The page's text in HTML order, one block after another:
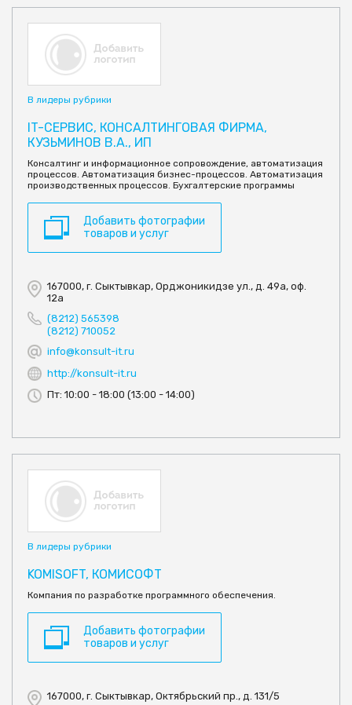
В лидеры рубрики
IT-СЕРВИС, КОНСАЛТИНГОВАЯ ФИРМА,
КУЗЬМИНОВ В.А., ИП
Консалтинг и информационное сопровождение, автоматизация
процессов. Автоматизация бизнес-процессов. Автоматизация
производственных процессов. Бухгалтерские программы
Добавить фотографии
товаров и услуг
167000, г. Сыктывкар, Орджоникидзе ул., д. 49а, оф.
12а
(8212) 565398
(8212) 710052
info@konsult-it.ru
http://konsult-it.ru
Пт: 10:00 - 18:00 (13:00 - 14:00)
В лидеры рубрики
KOMISOFT, КОМИСОФТ
Компания по разработке программного обеспечения.
Добавить фотографии
товаров и услуг
167000, г. Сыктывкар, Октябрьский пр., д. 131/5